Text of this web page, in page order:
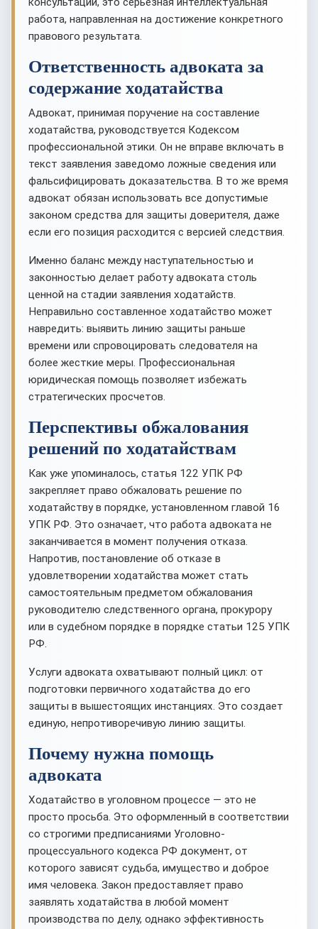
работа, направленная на достижение конкретного
правового результата.
Ответственность адвоката за
содержание ходатайства
Адвокат, принимая поручение на составление
ходатайства, руководствуется Кодексом
профессиональной этики. Он не вправе включать в
текст заявления заведомо ложные сведения или
фальсифицировать доказательства. В то же время
адвокат обязан использовать все допустимые
законом средства для защиты доверителя, даже
если его позиция расходится с версией следствия.
Именно баланс между наступательностью и
законностью делает работу адвоката столь
ценной на стадии заявления ходатайств.
Неправильно составленное ходатайство может
навредить: выявить линию защиты раньше
времени или спровоцировать следователя на
более жесткие меры. Профессиональная
юридическая помощь позволяет избежать
стратегических просчетов.
Перспективы обжалования
решений по ходатайствам
Как уже упоминалось, статья 122 УПК РФ
закрепляет право обжаловать решение по
ходатайству в порядке, установленном главой 16
УПК РФ. Это означает, что работа адвоката не
заканчивается в момент получения отказа.
Напротив, постановление об отказе в
удовлетворении ходатайства может стать
самостоятельным предметом обжалования
руководителю следственного органа, прокурору
или в судебном порядке в порядке статьи 125 УПК
РФ.
Услуги адвоката охватывают полный цикл: от
подготовки первичного ходатайства до его
защиты в вышестоящих инстанциях. Это создает
единую, непротиворечивую линию защиты.
Почему нужна помощь
адвоката
Ходатайство в уголовном процессе — это не
просто просьба. Это оформленный в соответствии
со строгими предписаниями Уголовно-
процессуального кодекса РФ документ, от
которого зависят судьба, имущество и доброе
имя человека. Закон предоставляет право
заявлять ходатайства в любой момент
производства по делу, однако эффективность